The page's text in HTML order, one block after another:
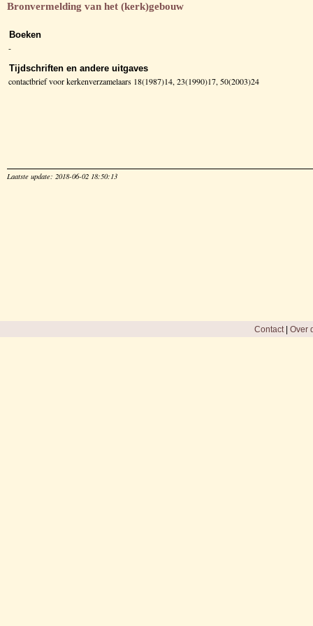
Bronvermelding van het (kerk)gebouw
Boeken
-
Tijdschriften en andere uitgaves
contactbrief voor kerkenverzamelaars 18(1987)14, 23(1990)17, 50(2003)24
Laatste update: 2018-06-02 18:50:13
Contact| Over